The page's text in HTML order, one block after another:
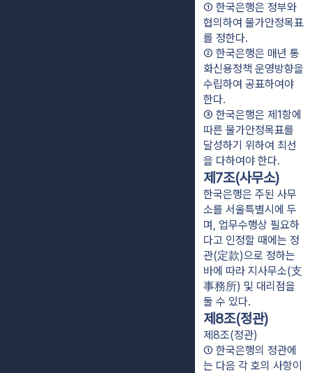
① 한국은행은 정부와
협의하여 물가안정목표
를 정한다.
② 한국은행은 매년 통
화신용정책 운영방향을
수립하여 공표하여야
한다.
③ 한국은행은 제1항에
따른 물가안정목표를
달성하기 위하여 최선
을 다하여야 한다.
제7조(사무소)
한국은행은 주된 사무
소를 서울특별시에 두
며, 업무수행상 필요하
다고 인정할 때에는 정
관(定款)으로 정하는
바에 따라 지사무소(支
事務所) 및 대리점을
둘 수 있다.
제8조(정관)
제8조(정관)
① 한국은행의 정관에
는 다음 각 호의 사항이